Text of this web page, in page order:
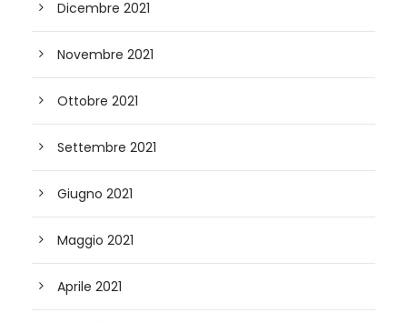
Dicembre 2021
Novembre 2021
Ottobre 2021
Settembre 2021
Giugno 2021
Maggio 2021
Aprile 2021